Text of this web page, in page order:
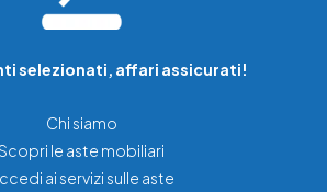
selezionati, affari assicurati!
Chi siamo
le aste mobiliari
ai servizi sulle aste